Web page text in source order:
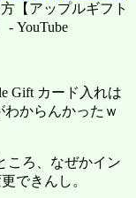
【アップルギフト
- YouTube
Gift カード入れは
からんかったｗ
ころ、なぜかイン
できんし。